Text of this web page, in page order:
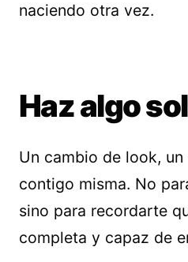
naciendo otra vez.
Haz algo
Un cambio de look,
contigo misma. No
sino para recordarte
completa y capaz de